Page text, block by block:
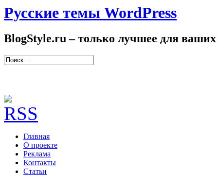
Русские темы WordPress
BlogStyle.ru – только лучшее для ваших
Главная
О проекте
Реклама
Контакты
Статьи